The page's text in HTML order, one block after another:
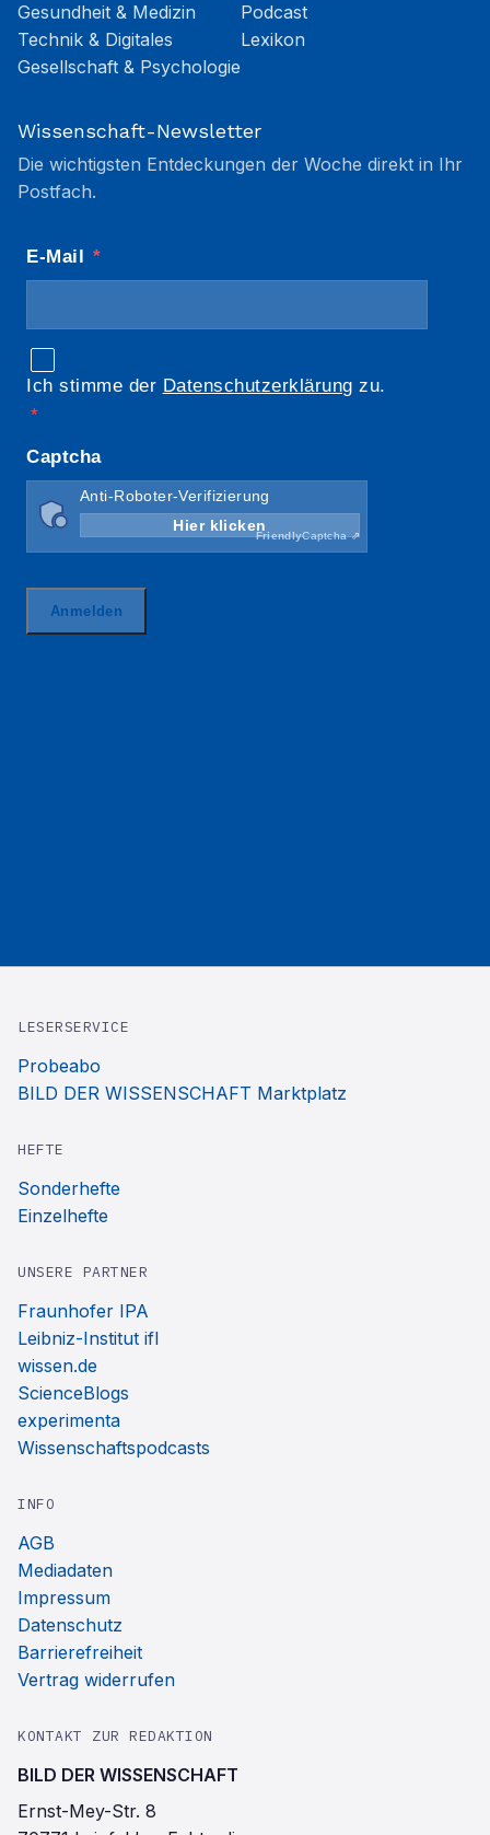
Gesundheit & Medizin
Technik & Digitales
Gesellschaft & Psychologie
Podcast
Lexikon
Wissenschaft-Newsletter
Die wichtigsten Entdeckungen der Woche direkt in Ihr
Postfach.
LESERSERVICE
Probeabo
BILD DER WISSENSCHAFT Marktplatz
HEFTE
Sonderhefte
Einzelhefte
UNSERE PARTNER
Fraunhofer IPA
Leibniz-Institut ifl
wissen.de
ScienceBlogs
experimenta
Wissenschaftspodcasts
INFO
AGB
Mediadaten
Impressum
Datenschutz
Barrierefreiheit
Vertrag widerrufen
KONTAKT ZUR REDAKTION
BILD DER WISSENSCHAFT
Ernst-Mey-Str. 8